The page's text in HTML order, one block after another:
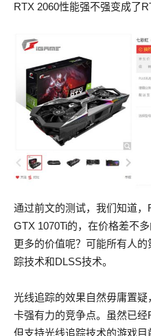
RTX 2060性能强不强变成了
通过前文的测试，我们知道
GTX 1070Ti的，在价格差不
更多的价值呢？可能所有人
踪技术和DLSS技术。
光线追踪的效果自然毋庸置
卡强有力的竞争点。虽然已经
但支持光线追踪技术的游戏